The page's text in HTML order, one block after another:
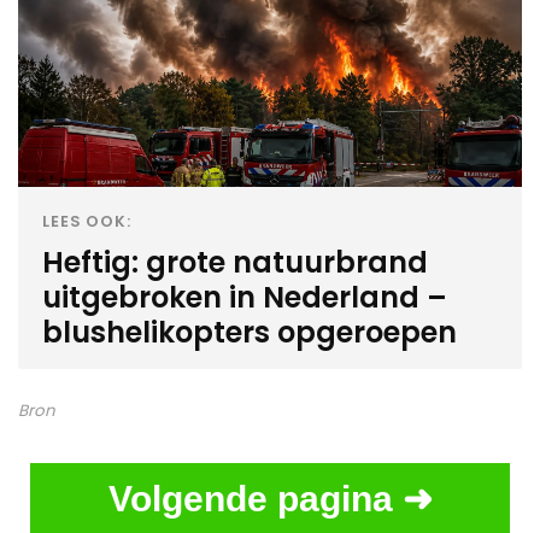
LEES OOK:
Heftig: grote natuurbrand
uitgebroken in Nederland –
blushelikopters opgeroepen
Bron
Volgende pagina ➜